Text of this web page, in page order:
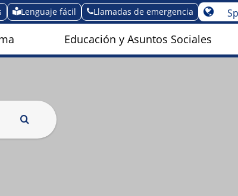
Lenguaje fácil Llamadas de emergencia
Educación y Asuntos Sociales